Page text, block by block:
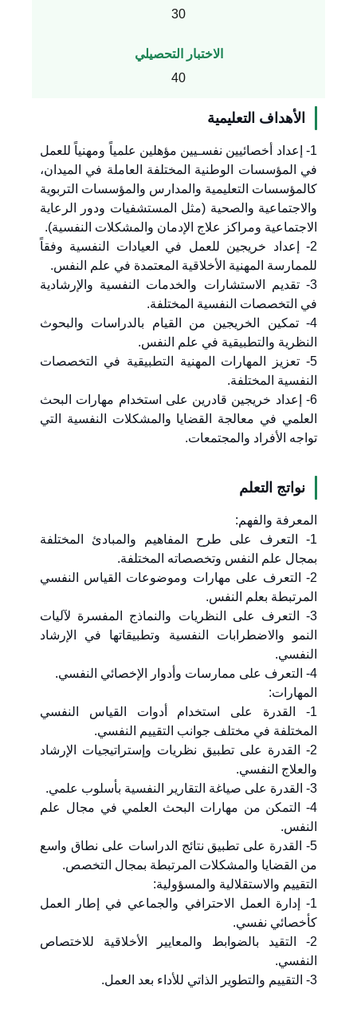
30
الاختبار التحصيلي
40
الأهداف التعليمية
1- إعداد أخصائيين نفسـيين مؤهلين علمياً ومهنياً للعمل
في المؤسسات الوطنية المختلفة العاملة في الميدان،
كالمؤسسات التعليمية والمدارس والمؤسسات التربوية
والاجتماعية والصحية (مثل المستشفيات ودور الرعاية
الاجتماعية ومراكز علاج الإدمان والمشكلات النفسية).
2- إعداد خريجين للعمل في العيادات النفسية وفقاً
للممارسة المهنية الأخلاقية المعتمدة في علم النفس.
3- تقديم الاستشارات والخدمات النفسية والإرشادية
في التخصصات النفسية المختلفة.
4- تمكين الخريجين من القيام بالدراسات والبحوث
النظرية والتطبيقية في علم النفس.
5- تعزيز المهارات المهنية التطبيقية في التخصصات
النفسية المختلفة.
6- إعداد خريجين قادرين على استخدام مهارات البحث
العلمي في معالجة القضايا والمشكلات النفسية التي
تواجه الأفراد والمجتمعات.
نواتج التعلم
المعرفة والفهم:
1- التعرف على طرح المفاهيم والمبادئ المختلفة
بمجال علم النفس وتخصصاته المختلفة.
2- التعرف على مهارات وموضوعات القياس النفسي
المرتبطة بعلم النفس.
3- التعرف على النظريات والنماذج المفسرة لآليات
النمو والاضطرابات النفسية وتطبيقاتها في الإرشاد
النفسي.
4- التعرف على ممارسات وأدوار الإخصائي النفسي.
المهارات:
1- القدرة على استخدام أدوات القياس النفسي
المختلفة في مختلف جوانب التقييم النفسي.
2- القدرة على تطبيق نظريات وإستراتيجيات الإرشاد
والعلاج النفسي.
3- القدرة على صياغة التقارير النفسية بأسلوب علمي.
4- التمكن من مهارات البحث العلمي في مجال علم
النفس.
5- القدرة على تطبيق نتائج الدراسات على نطاق واسع
من القضايا والمشكلات المرتبطة بمجال التخصص.
التقييم والاستقلالية والمسؤولية:
1- إدارة العمل الاحترافي والجماعي في إطار العمل
كأخصائي نفسي.
2- التقيد بالضوابط والمعايير الأخلاقية للاختصاص
النفسي.
3- التقييم والتطوير الذاتي للأداء بعد العمل.